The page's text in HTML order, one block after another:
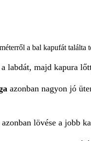
a bal kapufát találta
labdát, majd kapura
azonban nagyon jó
lövése a jobb